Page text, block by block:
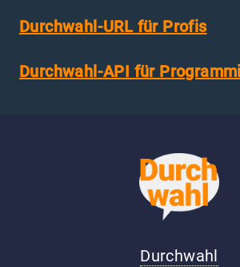
Durchwahl-URL für Profis
Durchwahl-API für
Durchwahl